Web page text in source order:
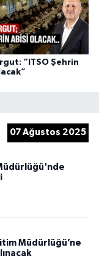
“ITSO Şehrin
07 Ağustos 2025
Müdürlüğü’ne